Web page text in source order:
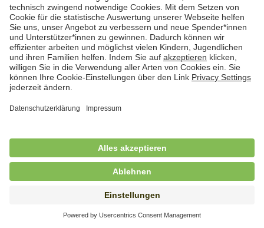
Nahrungszubereitung
in Vollzeit (38,5 Std./Wo.), SOS-Kinderdorf
Saarbrücken, Saarbrücken
Hauswirtschaftskraft (m/w/d)
in Teilzeit (mind. 20 - max. 30 Std./.Wo.), SOS-
Hauswirtschaftskraft (m/w/d)
in unbefristeter Anstellung, Teilzeit (20 Std./Wo.), SOS-
Kinderdorf Dortmund, Hagen